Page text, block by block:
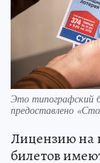
Это типографский
предоставлено
Лицензию на
билетов